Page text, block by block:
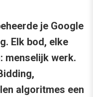
je Google
Elk bod, elke
menselijk werk.
algoritmes een